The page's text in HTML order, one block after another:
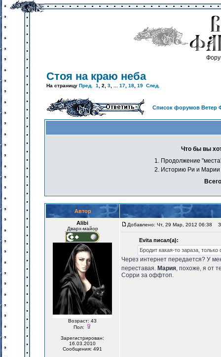
Стоя на краю неба
На страницу Пред. 1 2 3 17 18 19 След.
Список форумов Ветер
Что бы вы
1. Продолжение
2. Историю Ри и Марии
Автор
Alibi
Дварх-майор
Возраст: 43
Пол:
Зарегистрирован:
16.03.2010
Сообщения: 491
Добавлено: Чт, 29 Мар, 2012 06:38
Evita писал(а):
Бродит какая-то зараза,
Через интернет передается? У
переставая. Мария, похоже, я от
Сорри за оффтоп.